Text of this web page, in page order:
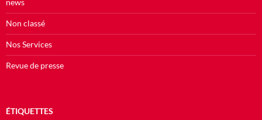
news
Non classé
Nos Services
Revue de presse
ÉTIQUETTES